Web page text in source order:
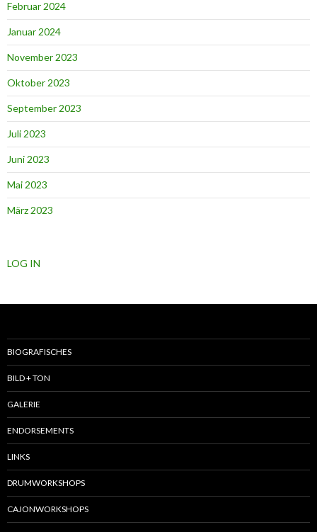
Februar 2024
Januar 2024
November 2023
Oktober 2023
September 2023
Juli 2023
Juni 2023
Mai 2023
März 2023
LOG IN
BIOGRAFISCHES
BILD + TON
GALERIE
ENDORSEMENTS
LINKS
DRUMWORKSHOPS
CAJONWORKSHOPS